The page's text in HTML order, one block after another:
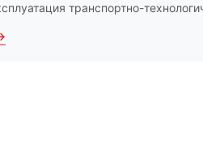
транспортно-